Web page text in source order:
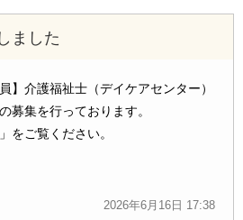
ました
】介護福祉士（デイケアセンター）
募集を行っております。
をご覧ください。
2026年6月16日 17:38